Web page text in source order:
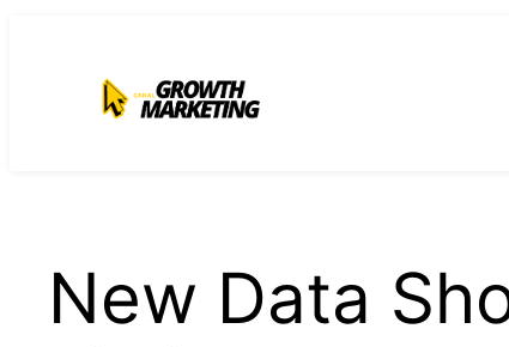
conteúdo
New Data